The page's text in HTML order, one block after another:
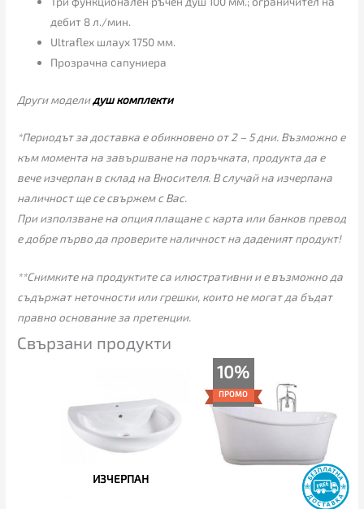
дебит 8 л./мин.
Ultraflex шлаух 1750 мм.
Прозрачна сапуниера
Други моделидуш комплекти
*Периодът за доставка е обикновено от 2 – 5 дни. Възможно е
към момента на завършване на поръчката, продукта да е
вече изчерпан в склад на Вносителя. В случай на изчерпана
наличност ще се свържем с Вас.
При използване на опция плащане с карта или банков превод
е добре първо да проверите наличност на даденият продукт!
**Снимките на продуктите са илюстративни и е възможно да
съдържат неточности или грешки, които не могат да бъдат
правно основание за претенции.
Свързани продукти
ИЗЧЕРПАН
10%
ПРОМО
Original
price
was:
1,485.00€
(2,904.41
лв.).
(2,611.03
лв.).